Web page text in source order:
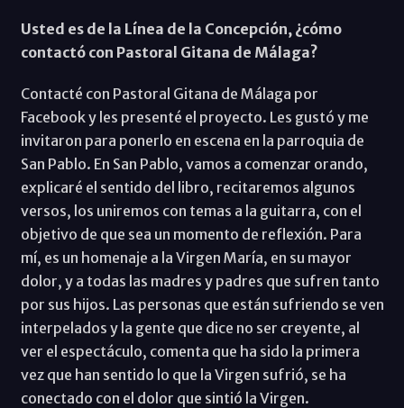
Usted es de la Línea de la Concepción, ¿cómo
contactó con Pastoral Gitana de Málaga?
Contacté con Pastoral Gitana de Málaga por
Facebook y les presenté el proyecto. Les gustó y me
invitaron para ponerlo en escena en la parroquia de
San Pablo. En San Pablo, vamos a comenzar orando,
explicaré el sentido del libro, recitaremos algunos
versos, los uniremos con temas a la guitarra, con el
objetivo de que sea un momento de reflexión. Para
mí, es un homenaje a la Virgen María, en su mayor
dolor, y a todas las madres y padres que sufren tanto
por sus hijos. Las personas que están sufriendo se ven
interpelados y la gente que dice no ser creyente, al
ver el espectáculo, comenta que ha sido la primera
vez que han sentido lo que la Virgen sufrió, se ha
conectado con el dolor que sintió la Virgen.